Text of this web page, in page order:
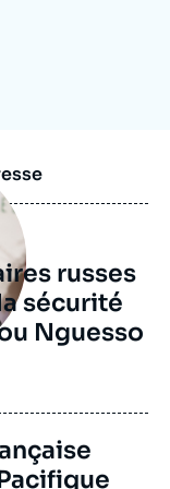
russes
sécurité
Nguesso